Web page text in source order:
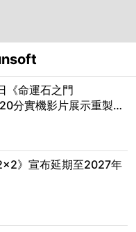
《命運石之門
分實機影片展示重製版
》宣布延期至2027年